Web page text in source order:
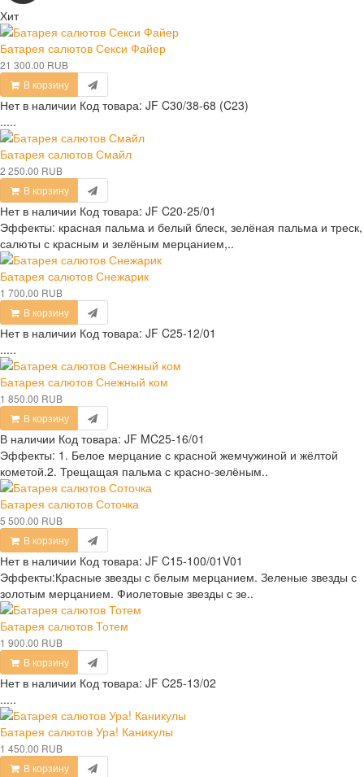
Хит
Батарея салютов Секси Файер
21 300.00 RUB
В корзину
Нет в наличии Код товара: JF C30/38-68 (C23)
.....
Батарея салютов Смайл
2 250.00 RUB
В корзину
Нет в наличии Код товара: JF C20-25/01
Эффекты: красная пальма и белый блеск, зелёная пальма и треск,
салюты с красным и зелёным мерцанием,..
Батарея салютов Снежарик
1 700.00 RUB
В корзину
Нет в наличии Код товара: JF C25-12/01
.....
Батарея салютов Снежный ком
1 850.00 RUB
В корзину
В наличии Код товара: JF MC25-16/01
Эффекты: 1. Белое мерцание с красной жемчужиной и жёлтой
кометой.2. Трещащая пальма с красно-зелёным..
Батарея салютов Соточка
5 500.00 RUB
В корзину
Нет в наличии Код товара: JF C15-100/01V01
Эффекты:Красные звезды с белым мерцанием. Зеленые звезды с
золотым мерцанием. Фиолетовые звезды с зе..
Батарея салютов Тотем
1 900.00 RUB
В корзину
Нет в наличии Код товара: JF C25-13/02
.....
Батарея салютов Ура! Каникулы
1 450.00 RUB
В корзину